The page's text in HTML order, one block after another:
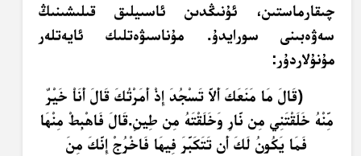
چىقارماستىن، ئۇنىڭدىن ئاسىيلىق قىلىشىنىڭ
سەۋەبىنى سورايدۇ. مۇناسىۋەتلىك ئايەتلەر
مۇنۇلاردۇر:
﴿قَالَ مَا مَنَعَكَ أَلاَّ تَسْجُدَ إِذْ أَمَرْتُكَ قَالَ أَنَاْ خَيْرٌ
مِّنْهُ خَلَقْتَنِي مِن نَّارٍ وَخَلَقْتَهُ مِن طِينٍ.قَالَ فَاهْبِطْ مِنْهَا
فَمَا يَكُونُ لَكَ أَن تَتَكَبَّرَ فِيهَا فَاخْرُجْ إِنَّكَ مِنَ